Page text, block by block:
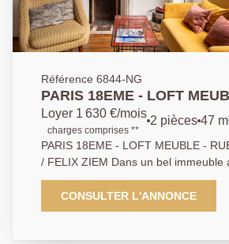
Référence 6844-NG
PARIS 18EME - LOFT
DAMREMONT / FELIX ZIEM
Loyer 1 630 €/mois
charges comprises **
2 pièces 47
PARIS 18EME - LOFT MEUBLE -
/ FELIX ZIEM Dans un bel immeuble ancien en pierre
de taille, au rez-de-chaussée sur rue,
type loft comprenant : grand séjour
cuisine indépendante entièrement
CONSULTER L'ANNONCE